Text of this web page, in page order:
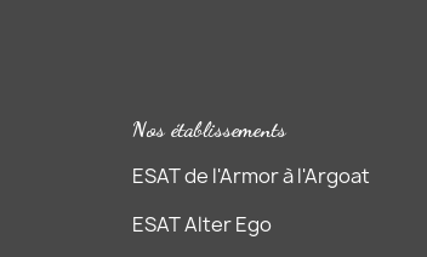
Nos établissements
ESAT de l'Armor à l'Argoat
ESAT Alter Ego